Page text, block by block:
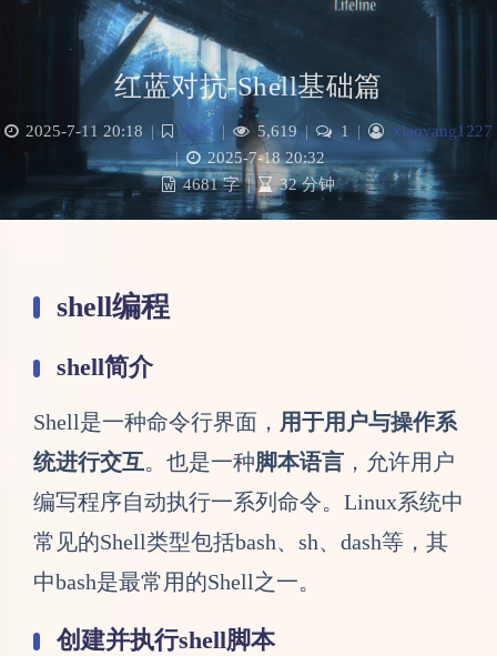
红蓝对抗-Shell基础篇
2025-7-11 20:18 | 免杀 | 5,619 | 1 |
xiaoyang1227
|
2025-7-18 20:32
4681 字 | 32 分钟
shell编程
shell简介
Shell是一种命令行界面， 用于用户与操作系
统进行交互。也是一种脚本语言 ，允许用户
编写程序自动执行一系列命令。Linux系统中
常见的Shell类型包括bash、sh、dash等，其
中bash是最常用的Shell之一。
创建并执行shell脚本